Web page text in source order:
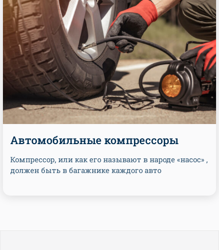
Автомобильные компрессоры
Компрессор, или как его называют в народе «насос» ,
должен быть в багажнике каждого авто